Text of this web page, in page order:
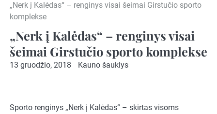
„Nerk į Kalėdas“ – renginys visai šeimai Girstučio sporto
komplekse
„Nerk į Kalėdas“ – renginys visai
šeimai Girstučio sporto komplekse
13 gruodžio, 2018 Kauno šauklys
Sporto renginys „Nerk į Kalėdas“ – skirtas visoms